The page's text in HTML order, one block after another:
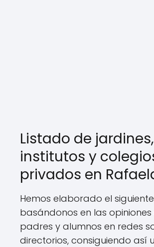
Listado de jardines,
institutos y
privados en
Hemos elaborado el
basándonos en las opiniones
padres y alumnos en redes
directorios, consiguiendo así